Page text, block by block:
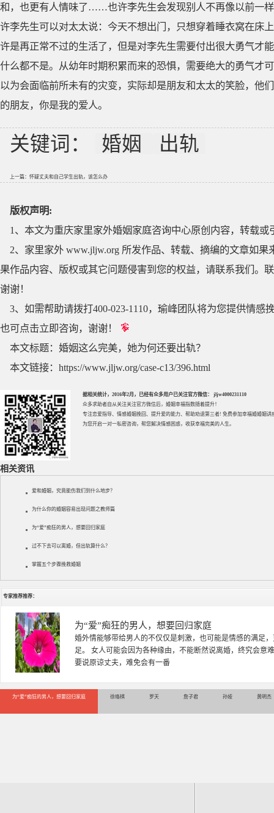
和，也更有人情味了……也许李先生会发现别人不再像以前一
许李先生可以对太太说：今天不想出门，只想穿着睡衣窝在
许是再正常不过的生活了，但是对李先生需要付出很大勇气才
什么都不是。从幼年时期积累而来的恐惧，需要绝大的勇气才
以为会面临前所未有的灾变，实际却是朋友和太太的笑脸，他
的朋友，你是我的爱人。
关键词： 婚姻 出轨
上一篇： 怀疑丈夫和自己学生出轨，该怎么办
版权声明:
1、本文为重庆家里家外婚姻家庭咨询中心原创内容，转载
2、家里家外 www.jljw.org 所发作品、转载、摘编的文章如
果作品内容、版权或其它问题侵害到您的权益，请联系我们。
谢谢！
3、如需帮助请拨打400-023-1110，瑜峰团队将为您提供情
也可点击立即咨询，谢谢！
本文标题： 婚姻这么完美，她为何还要出轨？
本文链接： https://www.jljw.org/case-c13/396.html
据相关统计，2016年2月，已经有众多用户已关注官方微信： jljw4000231110
众多求助者自从关注关注官方微信后，婚姻幸福指数随着提升！
专注恋爱指导、 情感婚姻挽回 、提升爱的能力、帮助劝退第三者! 免费参加幸福婚婚姻讲
为您开启一对一私密咨询，帮您解决情感困惑，收获幸福完美的人生。
相关资讯
爱和婚姻，究竟能伤我们到什么地步？
为什么你的婚姻容易出现问题之教师篇
为“爱”痴狂的男人，想要回归家庭
过不下去可以离婚，但出轨算什么？
掌握五个步骤挽救婚姻
专家推荐推荐：
徐珞棋
徐珞棋，婚姻家庭咨询师，毕业于重庆师范大学心理学专业
多年，对婚姻情感分析、恋爱择偶、夫妻关系，情感挽回、
千小时，积累了丰富的咨
为“爱”痴狂的男人，想要回归家庭 徐珞棋 罗天 詹子君 孙娅 黄明杰